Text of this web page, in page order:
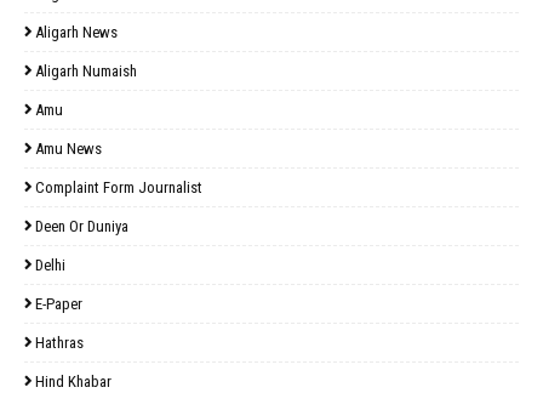
Aligarh News
Aligarh Numaish
Amu
Amu News
Complaint Form Journalist
Deen Or Duniya
Delhi
E-Paper
Hathras
Hind Khabar